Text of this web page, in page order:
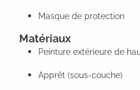
Masque de protection
Matériaux
Peinture extérieure de
Apprêt (sous-couche)